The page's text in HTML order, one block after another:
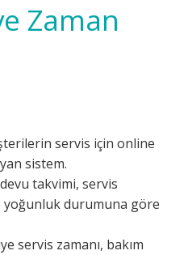
Zaman
servis için online
sistem.
takvimi, servis
durumuna göre
servis zamanı, bakım